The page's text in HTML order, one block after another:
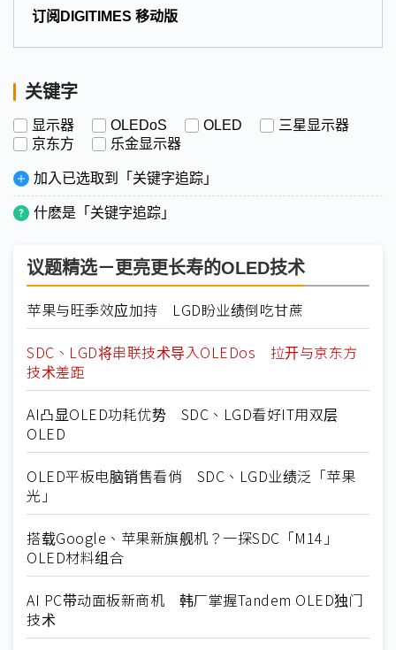
订阅DIGITIMES 移动版
关键字
显示器 OLEDoS OLED
三星显示器
京东方
乐金显示器
加入已选取到「关键字追踪」
什麽是「关键字追踪」
议题精选－更亮更长寿的OLED技术
苹果与旺季效应加持 LGD盼业绩倒吃甘蔗
SDC、LGD将串联技术导入OLEDos 拉开与京东方
技术差距
AI凸显OLED功耗优势 SDC、LGD看好IT用双层
OLED
OLED平板电脑销售看俏 SDC、LGD业绩泛「苹果
光」
搭载Google、苹果新旗舰机？一探SDC「M14」
OLED材料组合
AI PC带动面板新商机 韩厂掌握Tandem OLED独门
技术